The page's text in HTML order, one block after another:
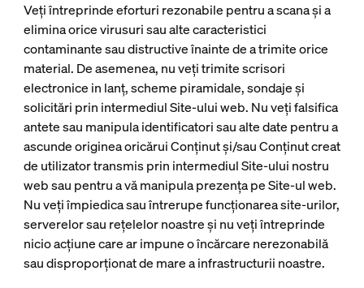
Veți întreprinde eforturi rezonabile pentru a scana și a
elimina orice virusuri sau alte caracteristici
contaminante sau distructive înainte de a trimite orice
material. De asemenea, nu veți trimite scrisori
electronice in lanț, scheme piramidale, sondaje și
solicitări prin intermediul Site-ului web. Nu veți falsifica
antete sau manipula identificatori sau alte date pentru a
ascunde originea oricărui Conținut și/sau Conținut creat
de utilizator transmis prin intermediul Site-ului nostru
web sau pentru a vă manipula prezența pe Site-ul web.
Nu veți împiedica sau întrerupe funcționarea site-urilor,
serverelor sau rețelelor noastre și nu veți întreprinde
nicio acțiune care ar impune o încărcare nerezonabilă
sau disproporționat de mare a infrastructurii noastre.